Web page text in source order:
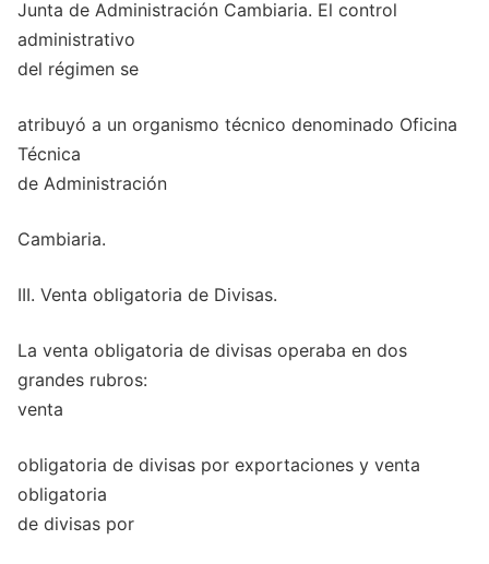
Junta de Administración Cambiaria. El control
administrativo
del régimen se
atribuyó a un organismo técnico denominado Oficina
Técnica
de Administración
Cambiaria.
III. Venta obligatoria de Divisas.
La venta obligatoria de divisas operaba en dos
grandes rubros:
venta
obligatoria de divisas por exportaciones y venta
obligatoria
de divisas por